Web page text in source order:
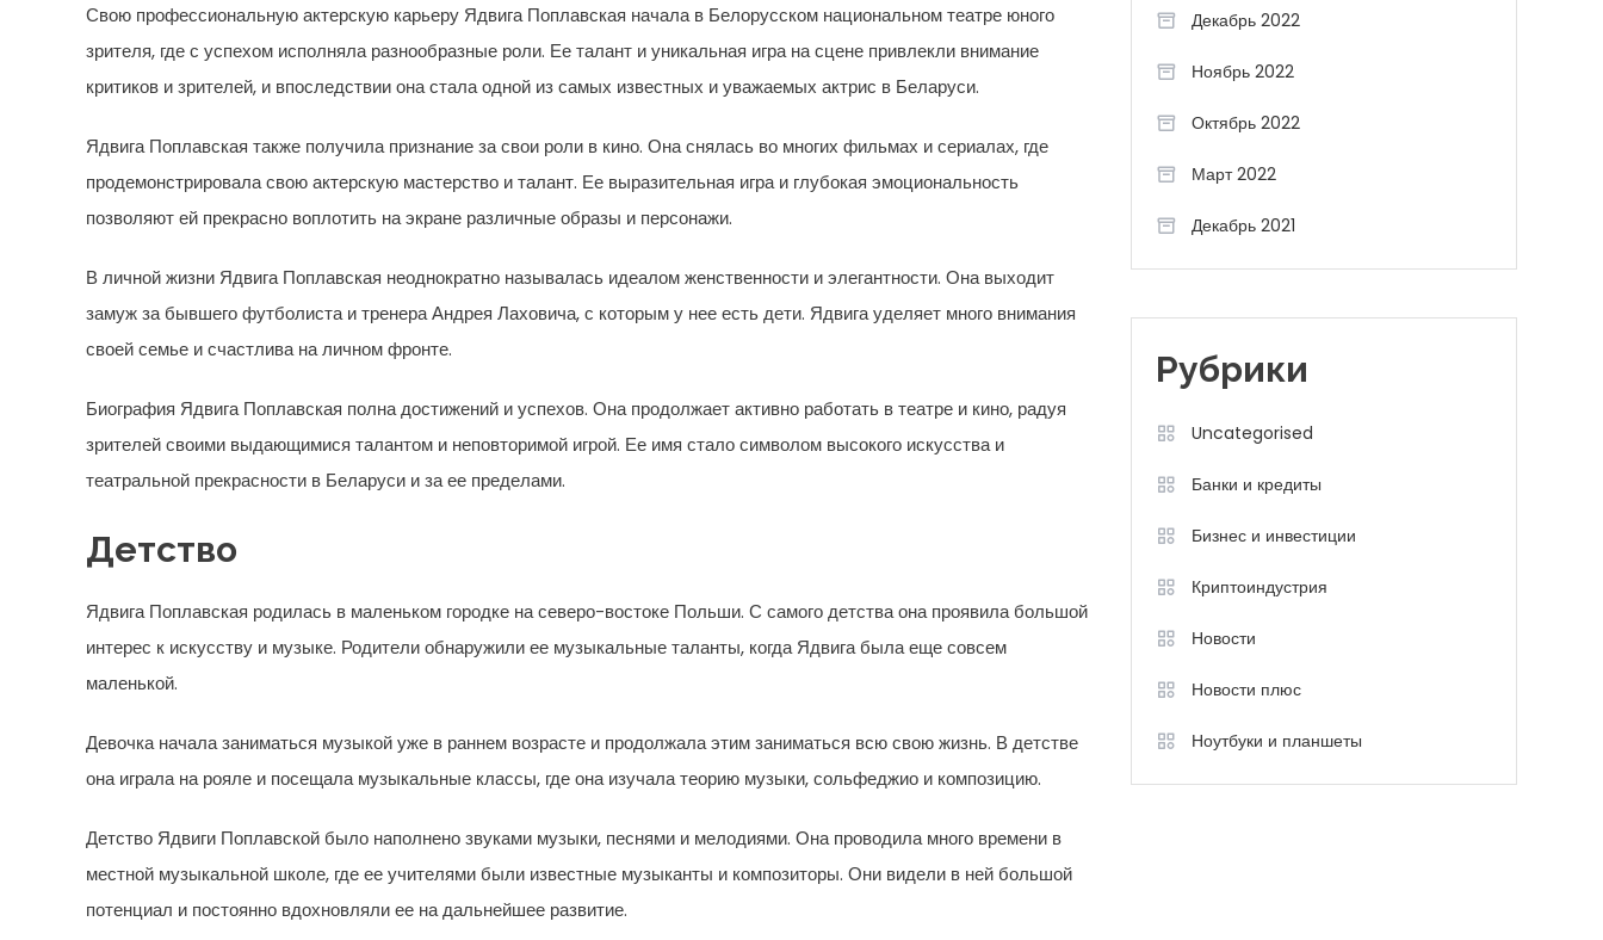
Свою профессиональную актерскую карьеру Ядвига Поплавская начала в Белорусском национальном театре юного
зрителя, где с успехом исполняла разнообразные роли. Ее талант и уникальная игра на сцене привлекли внимание
критиков и зрителей, и впоследствии она стала одной из самых известных и уважаемых актрис в Беларуси.
Ядвига Поплавская также получила признание за свои роли в кино. Она снялась во многих фильмах и сериалах, где
продемонстрировала свою актерскую мастерство и талант. Ее выразительная игра и глубокая эмоциональность
позволяют ей прекрасно воплотить на экране различные образы и персонажи.
В личной жизни Ядвига Поплавская неоднократно называлась идеалом женственности и элегантности. Она выходит
замуж за бывшего футболиста и тренера Андрея Лаховича, с которым у нее есть дети. Ядвига уделяет много внимания
своей семье и счастлива на личном фронте.
Биография Ядвига Поплавская полна достижений и успехов. Она продолжает активно работать в театре и кино, радуя
зрителей своими выдающимися талантом и неповторимой игрой. Ее имя стало символом высокого искусства и
театральной прекрасности в Беларуси и за ее пределами.
Детство
Ядвига Поплавская родилась в маленьком городке на северо-востоке Польши. С самого детства она проявила большой
интерес к искусству и музыке. Родители обнаружили ее музыкальные таланты, когда Ядвига была еще совсем
маленькой.
Девочка начала заниматься музыкой уже в раннем возрасте и продолжала этим заниматься всю свою жизнь. В детстве
она играла на рояле и посещала музыкальные классы, где она изучала теорию музыки, сольфеджио и композицию.
Детство Ядвиги Поплавской было наполнено звуками музыки, песнями и мелодиями. Она проводила много времени в
местной музыкальной школе, где ее учителями были известные музыканты и композиторы. Они видели в ней большой
потенциал и постоянно вдохновляли ее на дальнейшее развитие.
Декабрь 2022
Ноябрь 2022
Октябрь 2022
Март 2022
Декабрь 2021
Рубрики
Uncategorised
Банки и кредиты
Бизнес и инвестиции
Криптоиндустрия
Новости
Новости плюс
Ноутбуки и планшеты